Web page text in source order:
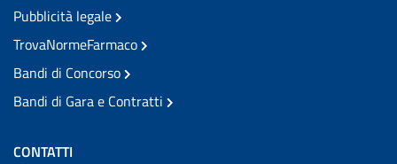
Pubblicità legale
TrovaNormeFarmaco
Bandi di Concorso
Bandi di Gara e Contratti
CONTATTI